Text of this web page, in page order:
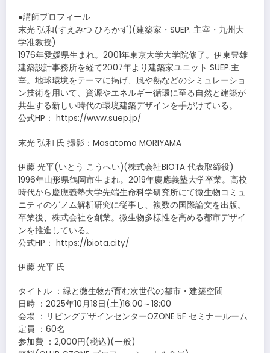
●講師プロフィール
末光 弘和(すえみつ ひろかず)(建築家・SUEP. 主宰・九州大
学准教授)
1976年愛媛県生まれ。2001年東京大学大学院修了。伊東豊雄
建築設計事務所を経て2007年より建築家ユニット SUEP.主
宰。地球環境をテーマに掲げ、風や熱などのシミュレーショ
ン技術を用いて、資源やエネルギー循環に至る自然と建築が
共生する新しい時代の環境建築デザインを手がけている。
公式HP： https://www.suep.jp/
末光 弘和 氏 撮影：Masatomo MORIYAMA
伊藤 光平(いとう こうへい)(株式会社BIOTA 代表取締役)
1996年山形県鶴岡市生まれ。2019年慶應義塾大学卒業。高校
時代から慶應義塾大学先端生命科学研究所にて微生物コミュ
ニティのゲノム解析研究に従事し、複数の国際論文を出版。
卒業後、株式会社を創業。微生物多様性を高める都市デザイ
ンを推進している。
公式HP： https://biota.city/
伊藤 光平 氏
タイトル ：緑と微生物が育む次世代の都市・建築空間
日時 ：2025年10月18日(土)16:00～18:00
会場 ：リビングデザインセンターOZONE 5F セミナールーム
定員 ：60名
参加費 ：2,000円(税込)(一般)